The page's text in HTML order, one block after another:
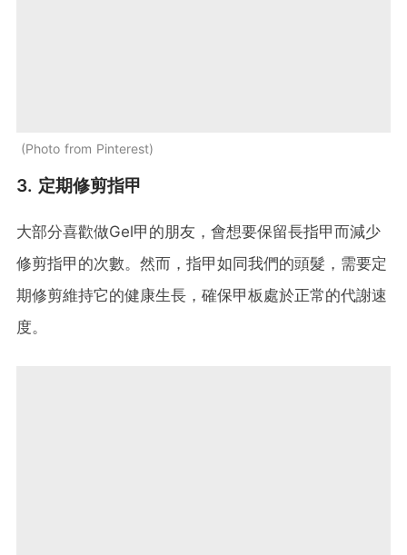
Photo from Pinterest
3. 定期修剪指甲
大部分喜歡做Gel甲的朋友，會想要保留長指甲而減少
修剪指甲的次數。然而，指甲如同我們的頭髮，需要定
期修剪維持它的健康生長，確保甲板處於正常的代謝速
度。